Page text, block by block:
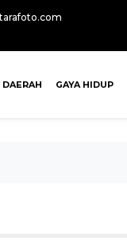
GAYA HIDUP